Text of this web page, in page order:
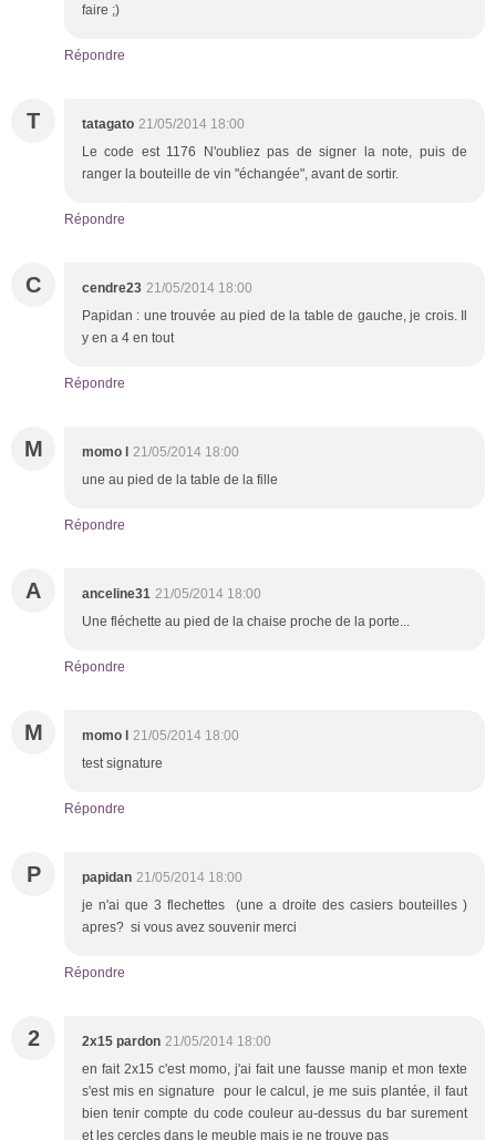
faire ;)
Répondre
T tatagato 21/05/2014 18:00
Le code est 1176 N'oubliez pas de signer la note, puis de
ranger la bouteille de vin "échangée", avant de sortir.
Répondre
C cendre23 21/05/2014 18:00
Papidan : une trouvée au pied de la table de gauche, je crois. Il
y en a 4 en tout
Répondre
M momo l 21/05/2014 18:00
une au pied de la table de la fille
Répondre
A anceline31 21/05/2014 18:00
Une fléchette au pied de la chaise proche de la porte...
Répondre
M momo l 21/05/2014 18:00
test signature
Répondre
P papidan 21/05/2014 18:00
je n'ai que 3 flechettes (une a droite des casiers bouteilles )
apres? si vous avez souvenir merci
Répondre
2 2x15 pardon 21/05/2014 18:00
en fait 2x15 c'est momo, j'ai fait une fausse manip et mon texte
s'est mis en signature pour le calcul, je me suis plantée, il faut
bien tenir compte du code couleur au-dessus du bar surement
et les cercles dans le meuble mais je ne trouve pas